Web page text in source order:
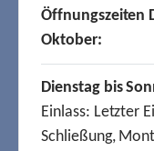
Öffnungszeiten
Oktober:
Dienstag bis
Einlass: Letzter
Schließung,